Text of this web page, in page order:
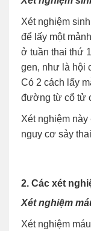
Xét nghiệm
để lấy một
ở tuần thai thứ
gen, như là hội
Có 2 cách lấy
đường từ cổ tử
Xét nghiệm này
nguy cơ sảy
2. Các xét
Xét nghiệm
Xét nghiệm